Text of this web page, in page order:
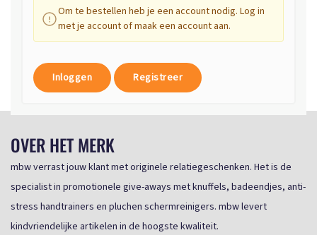
Om te bestellen heb je een account nodig. Log in
met je account of maak een account aan.
Inloggen Registreer
OVER HET MERK
mbw verrast jouw klant met originele relatiegeschenken. Het is de
specialist in promotionele give-aways met knuffels, badeendjes, anti-
stress handtrainers en pluchen schermreinigers. mbw levert
kindvriendelijke artikelen in de hoogste kwaliteit.